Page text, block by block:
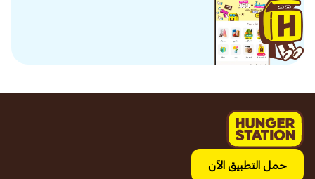
حمل التطبيق الآن